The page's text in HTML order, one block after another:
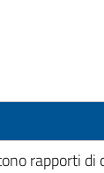
rapporti